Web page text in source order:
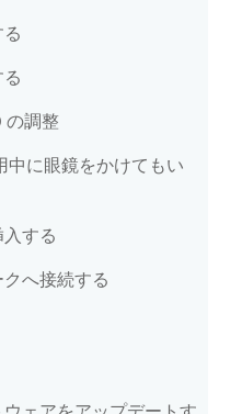
の調整
中に眼鏡をかけてもい
する
へ接続する